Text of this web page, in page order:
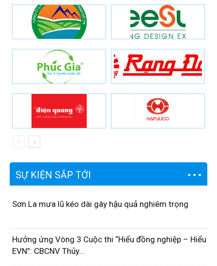
SỰ KIỆN SẮP TỚI
Sơn La mưa lũ kéo dài gây hậu quả nghiêm trọng
Hưởng ứng Vòng 3 Cuộc thi “Hiểu đồng nghiệp – Hiểu
EVN”: CBCNV Thủy...